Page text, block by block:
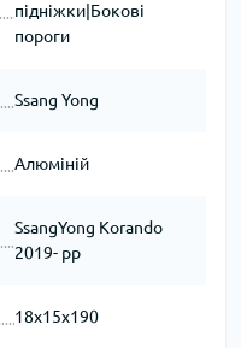
підніжки|Бокові
пороги
Ssang Yong
Алюміній
SsangYong Korando
2019- рр
18x15x190